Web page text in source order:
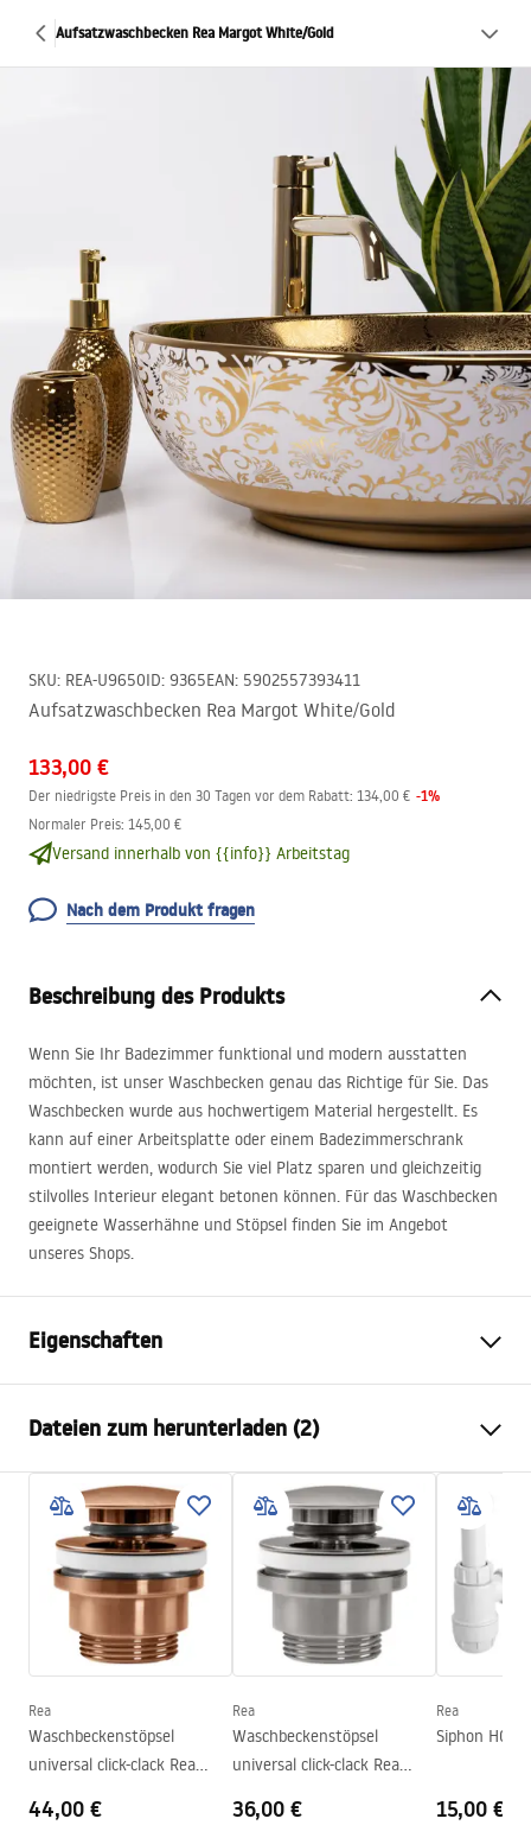
Aufsatzwaschbecken Rea Margot White/Gold
SKU: REA-U9650ID: 9365EAN: 5902557393411
Aufsatzwaschbecken Rea Margot White/Gold
133,00 €
Der niedrigste Preis in den 30 Tagen vor dem Rabatt: 134,00 € -1%
Normaler Preis: 145,00 €
Versand innerhalb von {{info}} Arbeitstag
Nach dem Produkt fragen
Beschreibung des Produkts
Wenn Sie Ihr Badezimmer funktional und modern ausstatten
möchten, ist unser Waschbecken genau das Richtige für Sie. Das
Waschbecken wurde aus hochwertigem Material hergestellt. Es
kann auf einer Arbeitsplatte oder einem Badezimmerschrank
montiert werden, wodurch Sie viel Platz sparen und gleichzeitig
stilvolles Interieur elegant betonen können. Für das Waschbecken
geeignete Wasserhähne und Stöpsel finden Sie im Angebot
unseres Shops.
Eigenschaften
Material
Sanitärkeramik
Farbe
Weiß/Gold , Muster
Fertigstellung
Glänzend
Länge
520mm
Breite
400mm
Höhe
135mm
110mm
Form
Armaturloch
Nicht
Dateien zum herunterladen (2)
Anweisungen zum Einbau
Basin.pdf
Garantiebedingungen
Warranty_Terms_and_Conditions_Basins_-_5.pdf
Rea
Waschbeckenstöpsel
universal click-clack Rea
44,00 €
Rea
Waschbeckenstöpsel
universal click-clack Rea
36,00 €
Rea
Siphon HC2
15,00 €